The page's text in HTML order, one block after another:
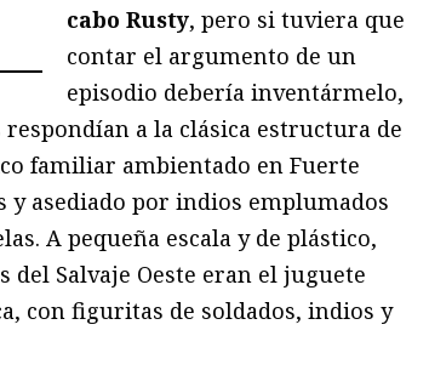
cabo Rusty, pero si tuviera que
contar el argumento de un
episodio debería inventármelo,
a la clásica estructura de
familiar ambientado en Fuerte
y asediado por indios emplumados
A pequeña escala y de plástico,
Salvaje Oeste eran el juguete
con figuritas de soldados, indios y